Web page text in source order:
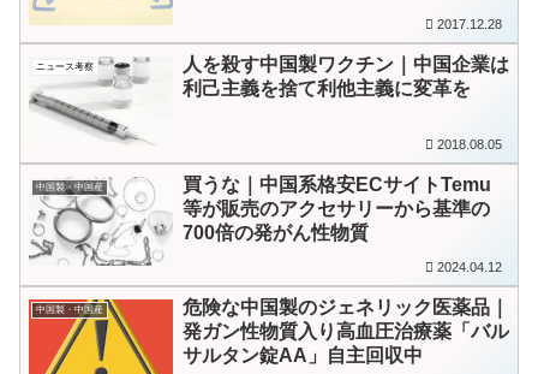
2017.12.28
ニュース考察
人を殺す中国製ワクチン｜中国企業は
利己主義を捨て利他主義に変革を
2018.08.05
中国製・中国産
買うな｜中国系格安ECサイトTemu
等が販売のアクセサリーから基準の
700倍の発がん性物質
2024.04.12
中国製・中国産
危険な中国製のジェネリック医薬品｜
発ガン性物質入り高血圧治療薬「バル
サルタン錠AA」自主回収中